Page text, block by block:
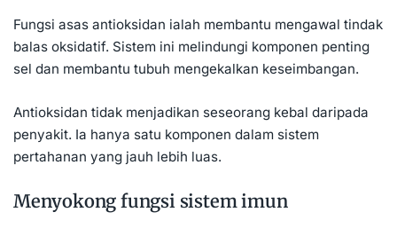
Fungsi asas antioksidan ialah membantu mengawal tindak
balas oksidatif. Sistem ini melindungi komponen penting
sel dan membantu tubuh mengekalkan keseimbangan.
Antioksidan tidak menjadikan seseorang kebal daripada
penyakit. Ia hanya satu komponen dalam sistem
pertahanan yang jauh lebih luas.
Menyokong fungsi sistem imun